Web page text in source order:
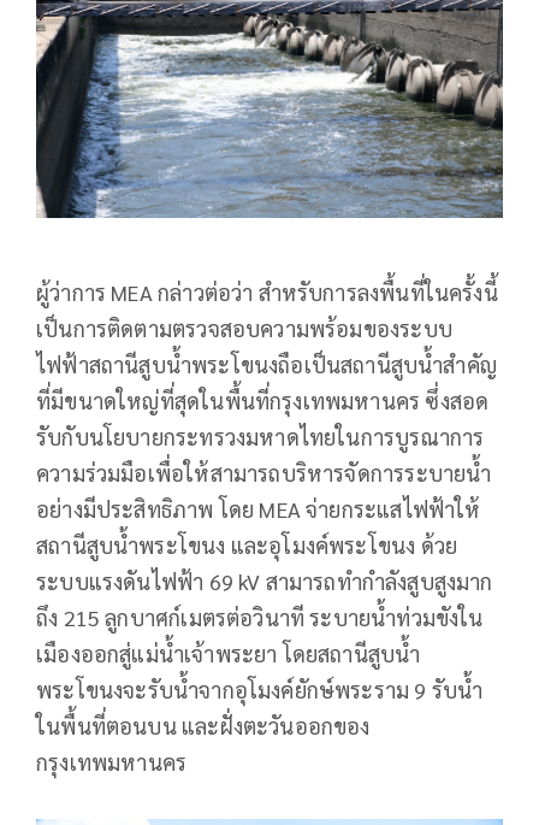
ผู้ว่าการ MEA กล่าวต่อว่า สำหรับการลงพื้นที่ในครั้งนี้
เป็นการติดตามตรวจสอบความพร้อมของระบบ
ไฟฟ้าสถานีสูบน้ำพระโขนงถือเป็นสถานีสูบน้ำสำคัญ
ที่มีขนาดใหญ่ที่สุดในพื้นที่กรุงเทพมหานคร ซึ่งสอด
รับกับนโยบายกระทรวงมหาดไทยในการบูรณาการ
ความร่วมมือเพื่อให้สามารถบริหารจัดการระบายน้ำ
อย่างมีประสิทธิภาพ โดย MEA จ่ายกระแสไฟฟ้าให้
สถานีสูบน้ำพระโขนง และอุโมงค์พระโขนง ด้วย
ระบบแรงดันไฟฟ้า 69 kV สามารถทำกำลังสูบสูงมาก
ถึง 215 ลูกบาศก์เมตรต่อวินาที ระบายน้ำท่วมขังใน
เมืองออกสู่แม่น้ำเจ้าพระยา โดยสถานีสูบน้ำ
พระโขนงจะรับน้ำจากอุโมงค์ยักษ์พระราม 9 รับน้ำ
ในพื้นที่ตอนบน และฝั่งตะวันออกของ
กรุงเทพมหานคร